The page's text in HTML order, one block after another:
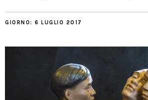
GIORNO: 6 LUGLIO 2017